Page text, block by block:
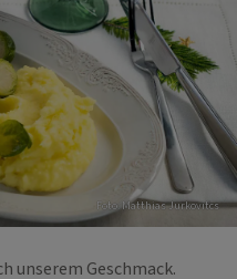
Foto: Matthias Jurkovitcs
unserem Geschmack.